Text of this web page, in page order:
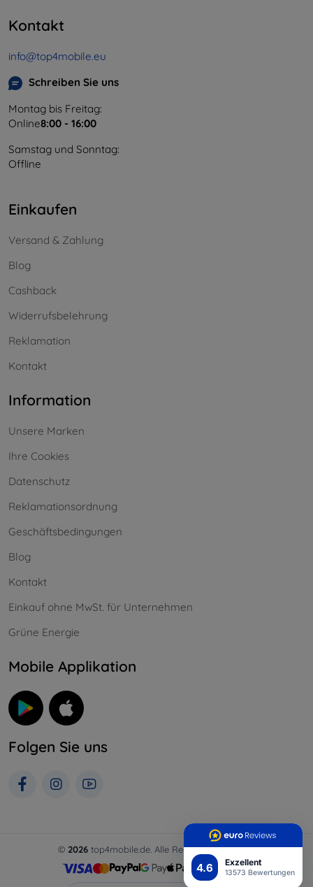
4.6 Exzellent
13573 Bewertungen
Kontakt
info@top4mobile.eu
Schreiben Sie uns
Montag bis Freitag:
Online8:00 - 16:00
Samstag und Sonntag:
Offline
Einkaufen
Versand & Zahlung
Blog
Cashback
Widerrufsbelehrung
Reklamation
Kontakt
Information
Unsere Marken
Ihre Cookies
Datenschutz
Reklamationsordnung
Geschäftsbedingungen
Blog
Kontakt
Einkauf ohne MwSt. für Unternehmen
Grüne Energie
Mobile Applikation
Folgen Sie uns
© 2026 top4mobile.de. Alle Rechte vorbehalten.